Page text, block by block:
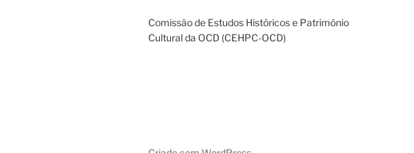
Comissão de Estudos Históricos e Património
Cultural da OCD (CEHPC-OCD)